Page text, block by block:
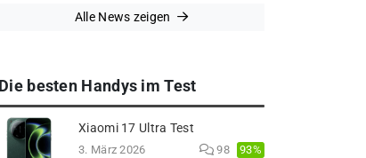
Alle News zeigen
Die besten Handys im Test
Xiaomi 17 Ultra Test
3. März 2026 98 93%